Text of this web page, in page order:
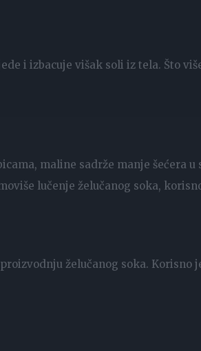
i izbacuje višak soli iz tela. Što
maline sadrže manje šećera
lučenje želučanog soka,
želučanog soka. Korisno